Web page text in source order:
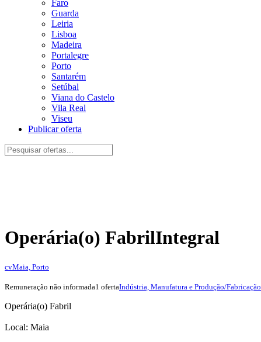
Faro
Guarda
Leiria
Lisboa
Madeira
Portalegre
Porto
Santarém
Setúbal
Viana do Castelo
Vila Real
Viseu
Publicar oferta
Operária(o) FabrilIntegral
cvMaia, Porto
Remuneração não informada1 ofertaIndústria, Manufatura e Produção/Fabricação
Operária(o) Fabril
Local: Maia